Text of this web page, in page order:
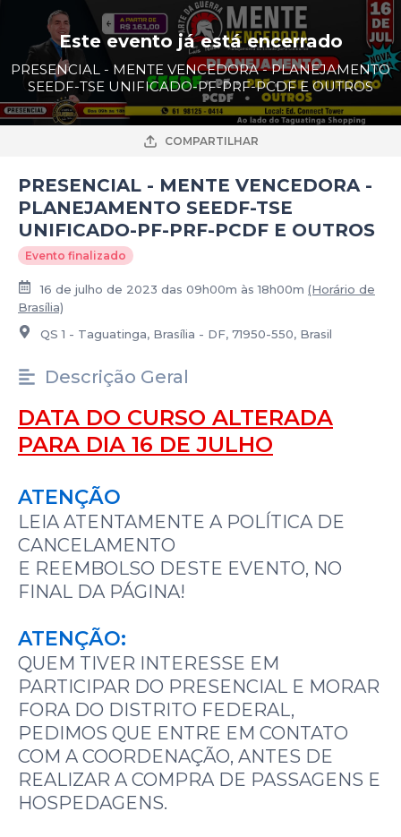
Este evento já está encerrado
PRESENCIAL - MENTE VENCEDORA - PLANEJAMENTO
SEEDF-TSE UNIFICADO-PF-PRF-PCDF E OUTROS
COMPARTILHAR
PRESENCIAL - MENTE VENCEDORA -
PLANEJAMENTO SEEDF-TSE
UNIFICADO-PF-PRF-PCDF E OUTROS
Evento finalizado
16 de julho de 2023 das 09h00m às 18h00m (Horário de
Brasília)
QS 1 - Taguatinga, Brasília - DF, 71950-550, Brasil
Descrição Geral
DATA DO CURSO ALTERADA
PARA DIA 16 DE JULHO
ATENÇÃO
LEIA ATENTAMENTE A POLÍTICA DE
CANCELAMENTO
E REEMBOLSO DESTE EVENTO, NO
FINAL DA PÁGINA!
ATENÇÃO:
QUEM TIVER INTERESSE EM
PARTICIPAR DO PRESENCIAL E MORAR
FORA DO DISTRITO FEDERAL,
PEDIMOS QUE ENTRE EM CONTATO
COM A COORDENAÇÃO, ANTES DE
REALIZAR A COMPRA DE PASSAGENS E
HOSPEDAGENS.